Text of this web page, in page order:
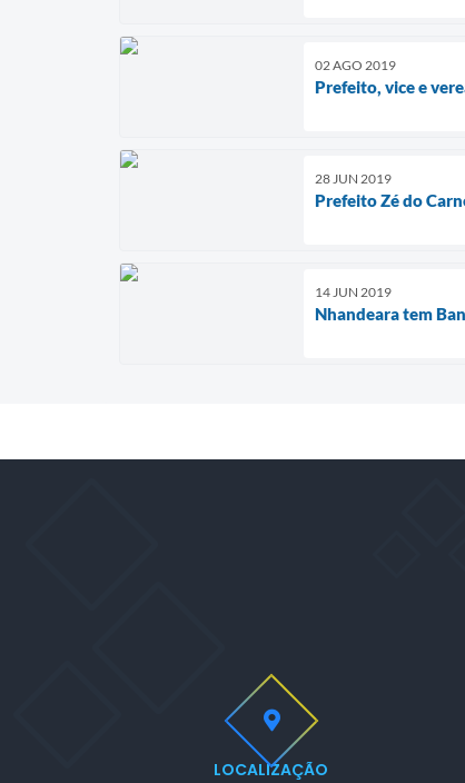
02 AGO 2019
Prefeito, vice e
28 JUN 2019
Prefeito Zé do
14 JUN 2019
Nhandeara tem
LOCALIZAÇÃO